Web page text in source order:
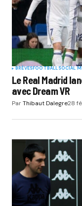
BRÈVESFOOTBALLSOCIAL
Le Real Madrid
avec Dream VR
ParThibaut Dalegre28